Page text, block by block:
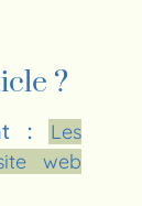
?
:
Les
web